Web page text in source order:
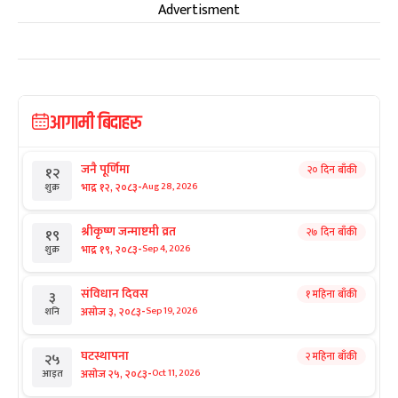
Advertisment
आगामी बिदाहरु
१२
शुक्र
जनै पूर्णिमा
भाद्र १२, २०८३-Aug 28, 2026
२० दिन बाँकी
१९
शुक्र
श्रीकृष्ण जन्माष्टमी व्रत
भाद्र १९, २०८३-Sep 4, 2026
२७ दिन बाँकी
३
शनि
संविधान दिवस
असोज ३, २०८३-Sep 19, 2026
१ महिना बाँकी
२५
आइत
घटस्थापना
असोज २५, २०८३-Oct 11, 2026
२ महिना बाँकी